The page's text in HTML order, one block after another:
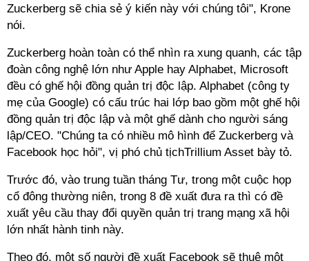
Zuckerberg sẽ chia sẻ ý kiến này với chúng tôi", Krone
nói.
Zuckerberg hoàn toàn có thể nhìn ra xung quanh, các tập
đoàn công nghệ lớn như Apple hay Alphabet, Microsoft
đều có ghế hội đồng quản trị độc lập. Alphabet (công ty
mẹ của Google) có cấu trúc hai lớp bao gồm một ghế hội
đồng quản trị độc lập và một ghế dành cho người sáng
lập/CEO. "Chúng ta có nhiều mô hình để Zuckerberg và
Facebook học hỏi", vị phó chủ tịchTrillium Asset bày tỏ.
Trước đó, vào trung tuần tháng Tư, trong một cuộc họp
cổ đông thường niên, trong 8 đề xuất đưa ra thì có đề
xuất yêu cầu thay đổi quyền quản trị trang mạng xã hội
lớn nhất hành tinh này.
Theo đó, một số người đề xuất Facebook sẽ thuê một